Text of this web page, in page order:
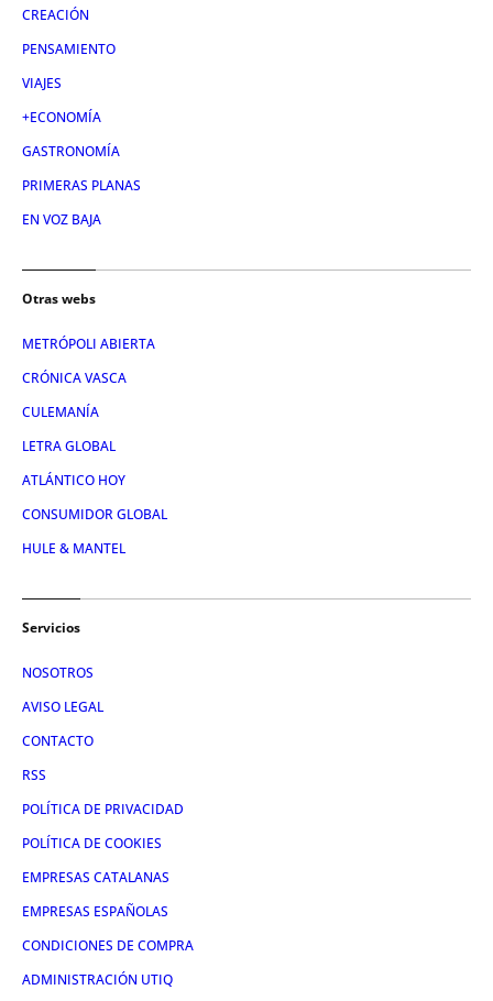
CREACIÓN
PENSAMIENTO
VIAJES
+ECONOMÍA
GASTRONOMÍA
PRIMERAS PLANAS
EN VOZ BAJA
Otras webs
METRÓPOLI ABIERTA
CRÓNICA VASCA
CULEMANÍA
LETRA GLOBAL
ATLÁNTICO HOY
CONSUMIDOR GLOBAL
HULE & MANTEL
Servicios
NOSOTROS
AVISO LEGAL
CONTACTO
RSS
POLÍTICA DE PRIVACIDAD
POLÍTICA DE COOKIES
EMPRESAS CATALANAS
EMPRESAS ESPAÑOLAS
CONDICIONES DE COMPRA
ADMINISTRACIÓN UTIQ